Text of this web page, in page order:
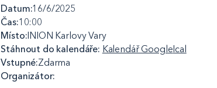
Datum:16/6/2025
Čas:10:00
Místo: INION Karlovy Vary
Stáhnout do kalendáře: Kalendář Google Ical
Vstupné:Zdarma
Organizátor: